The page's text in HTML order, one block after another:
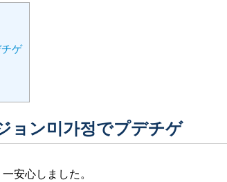
ゲ
ョン미가정でプデチゲ
安心しました。